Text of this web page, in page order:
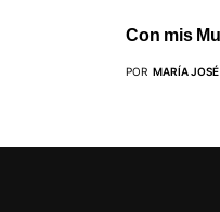
Con mis
POR MARÍA